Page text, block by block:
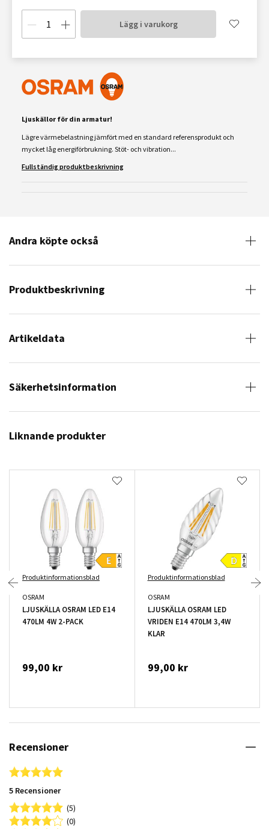
Lägg i varukorg
Ljuskällor för din armatur!
Lägre värmebelastning jämfört med en standard referensprodukt och
mycket låg energiförbrukning. Stöt- och vibration...
Fullständig produktbeskrivning
Andra köpte också
Produktbeskrivning
Artikeldata
Säkerhetsinformation
Liknande produkter
Produktinformationsblad
OSRAM
LJUSKÄLLA OSRAM LED E14
470LM 4W 2-PACK
99,00 kr
Produktinformationsblad
OSRAM
LJUSKÄLLA OSRAM LED
VRIDEN E14 470LM 3,4W
KLAR
99,00 kr
Recensioner
5.0 star rating
5 Recensioner
(5)
(0)